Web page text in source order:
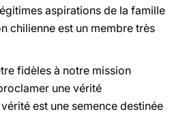
aspirations de la famille
chilienne est un membre très
fidèles à notre mission
une vérité
est une semence destinée